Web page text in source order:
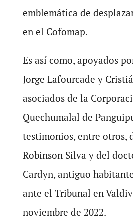
emblemática de
en el Cofomap.
Es así como, apoyados
Jorge Lafourcade y
asociados de la
Quechumalal de
testimonios, entre otros,
Robinson Silva y del
Cardyn, antiguo
ante el Tribunal en
noviembre de 2022.